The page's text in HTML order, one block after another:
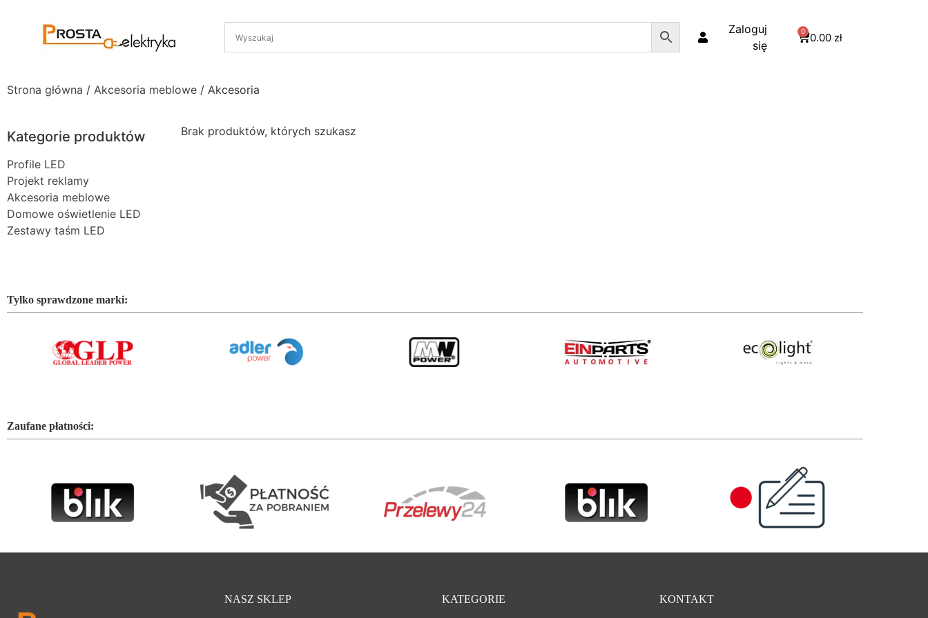
Zaloguj
się
0.00 zł
0
Strona główna / Akcesoria meblowe / Akcesoria
Kategorie produktów
Profile LED
Projekt reklamy
Akcesoria meblowe
Domowe oświetlenie LED
Zestawy taśm LED
Brak produktów, których szukasz
Tylko sprawdzone marki:
Zaufane płatności:
NASZ SKLEP KATEGORIE KONTAKT